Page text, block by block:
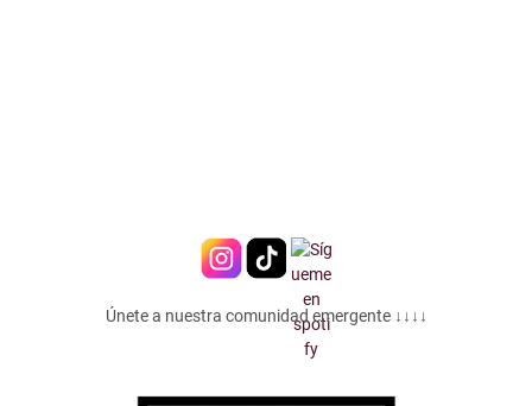
Únete a nuestra comunidad emergente ↓↓↓↓